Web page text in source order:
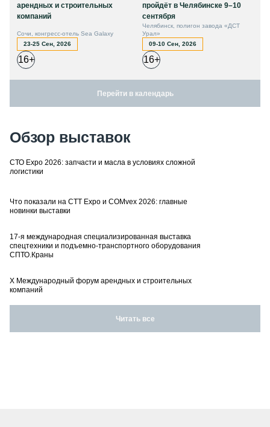
арендных и строительных
компаний
Сочи, конгресс-отель Sea Galaxy
23-25 Сен, 2026
16+
пройдёт в Челябинске 9–10
сентября
Челябинск, полигон завода «ДСТ
Урал»
09-10 Сен, 2026
16+
Перейти в календарь
Обзор выставок
СТО Expo 2026: запчасти и масла в условиях сложной
логистики
Что показали на CTT Expo и COMvex 2026: главные
новинки выставки
17-я международная специализированная выставка
спецтехники и подъемно-транспортного оборудования
СПТО.Краны
X Международный форум арендных и строительных
компаний
Читать все